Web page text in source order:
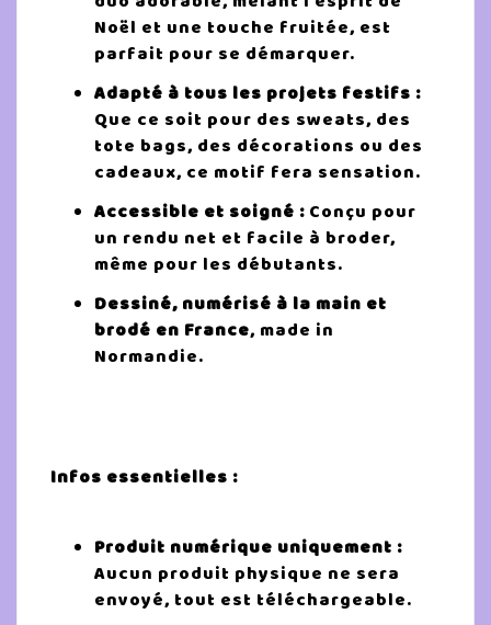
Noël et une touche fruitée, est
parfait pour se démarquer.
Adapté à tous les projets festifs :
Que ce soit pour des sweats, des
tote bags, des décorations ou des
cadeaux, ce motif fera sensation.
Accessible et soigné : Conçu pour
un rendu net et facile à broder,
même pour les débutants.
Dessiné, numérisé à la main et
brodé en France, made in
Normandie.
Infos essentielles :
Produit numérique uniquement :
Aucun produit physique ne sera
envoyé, tout est téléchargeable.